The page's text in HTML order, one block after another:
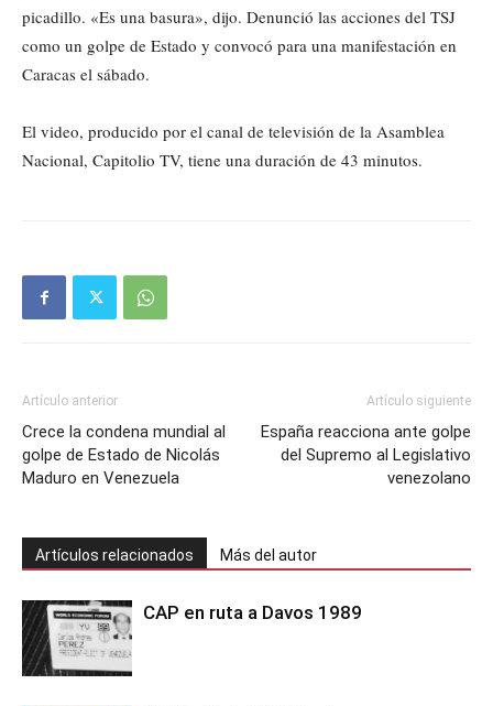
picadillo. «Es una basura», dijo. Denunció las acciones del TSJ
como un golpe de Estado y convocó para una manifestación en
Caracas el sábado.
El video, producido por el canal de televisión de la Asamblea
Nacional, Capitolio TV, tiene una duración de 43 minutos.
Artículo anterior
Crece la condena mundial al
golpe de Estado de Nicolás
Maduro en Venezuela
Artículo siguiente
España reacciona ante golpe
del Supremo al Legislativo
venezolano
Artículos relacionados Más del autor
CAP en ruta a Davos 1989